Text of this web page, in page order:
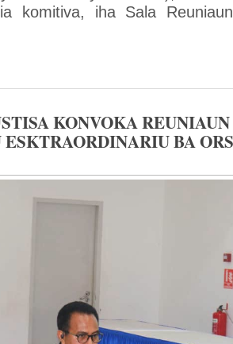
komitiva, iha Sala
KONVOKA
BA